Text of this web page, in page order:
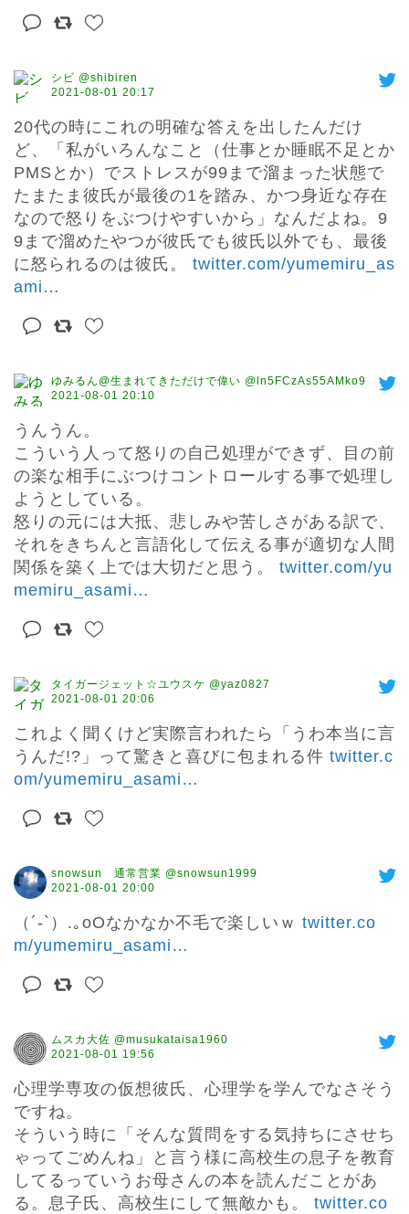
シビ @shibiren
2021-08-01 20:17
20代の時にこれの明確な答えを出したんだけ
ど、「私がいろんなこと（仕事とか睡眠不足とか
PMSとか）でストレスが99まで溜まった状態で
たまたま彼氏が最後の1を踏み、かつ身近な存在
なので怒りをぶつけやすいから」なんだよね。9
9まで溜めたやつが彼氏でも彼氏以外でも、最後
に怒られるのは彼氏。 twitter.com/yumemiru_as
ami …
ゆみるん@生まれてきただけで偉い @ln5FCzAs55AMko9
2021-08-01 20:10
うんうん。
こういう人って怒りの自己処理ができず、目の前
の楽な相手にぶつけコントロールする事で処理し
ようとしている。
怒りの元には大抵、悲しみや苦しさがある訳で、
それをきちんと言語化して伝える事が適切な人間
関係を築く上では大切だと思う。 twitter.com/yu
memiru_asami …
タイガージェット☆ユウスケ @yaz0827
2021-08-01 20:06
これよく聞くけど実際言われたら「うわ本当に言
うんだ!?」って驚きと喜びに包まれる件 twitter.c
om/yumemiru_asami …
snowsun 通常営業 @snowsun1999
2021-08-01 20:00
（´-`）.｡oOなかなか不毛で楽しいｗ twitter.co
m/yumemiru_asami …
ムスカ大佐 @musukataisa1960
2021-08-01 19:56
心理学専攻の仮想彼氏、心理学を学んでなさそう
ですね。
そういう時に「そんな質問をする気持ちにさせち
ゃってごめんね」と言う様に高校生の息子を教育
してるっていうお母さんの本を読んだことがあ
る。息子氏、高校生にして無敵かも。 twitter.co